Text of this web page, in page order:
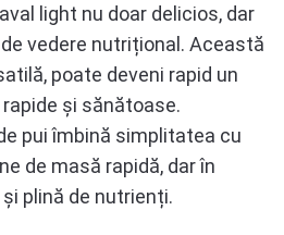
light nu doar delicios, dar
vedere nutrițional. Această
poate deveni rapid un
și sănătoase.
pui îmbină simplitatea cu
de masă rapidă, dar în
plină de nutrienți.